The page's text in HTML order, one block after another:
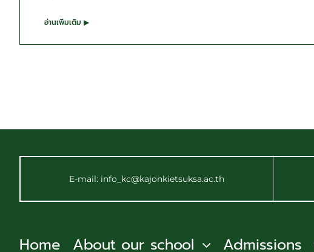
อ่านเพิ่มเติม ▶
E-mail: info_kc@kajonkietsuksa.ac.th
Home About our school Admissions